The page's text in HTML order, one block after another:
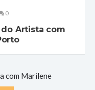
0
do Artista com